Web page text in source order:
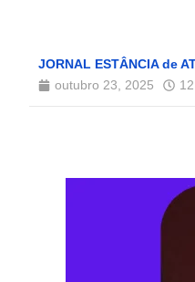
JORNAL ESTÂNCIA de
outubro 23, 2025